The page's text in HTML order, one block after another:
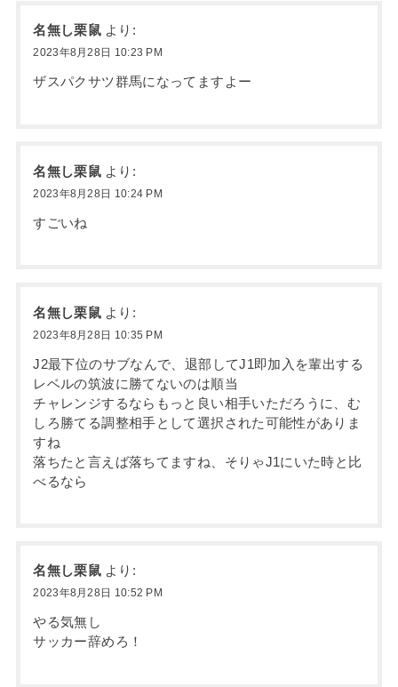
名無し栗鼠 より:
2023年8月28日 10:23 PM
ザスパクサツ群馬になってますよー
名無し栗鼠 より:
2023年8月28日 10:24 PM
すごいね
名無し栗鼠 より:
2023年8月28日 10:35 PM
J2最下位のサブなんで、退部してJ1即加入を輩出する
レベルの筑波に勝てないのは順当
チャレンジするならもっと良い相手いただろうに、む
しろ勝てる調整相手として選択された可能性がありま
すね
落ちたと言えば落ちてますね、そりゃJ1にいた時と比
べるなら
名無し栗鼠 より:
2023年8月28日 10:52 PM
やる気無し
サッカー辞めろ！